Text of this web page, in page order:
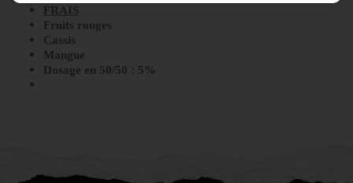
FRAIS
Fruits rouges
Cassis
Mangue
Dosage en 50/50 : 5%